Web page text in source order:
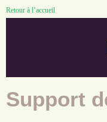
Retour à l’accueil
Support